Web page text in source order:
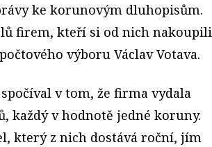
ke korunovým dluhopisům.
firem, kteří si od nich nakoupili
výboru Václav Votava.
v tom, že firma vydala
každý v hodnotě jedné koruny.
který z nich dostává roční, jím